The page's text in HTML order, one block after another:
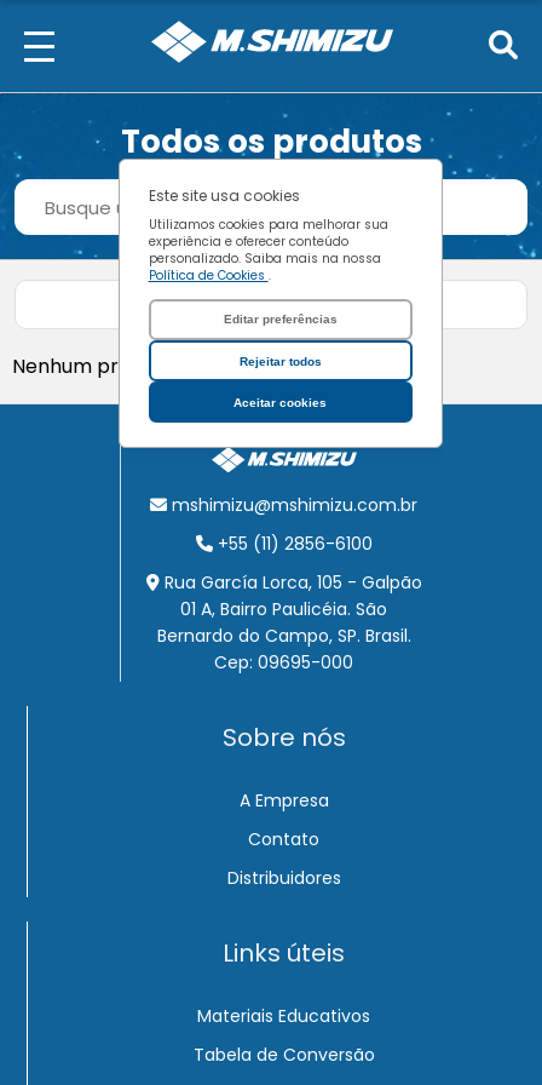
Este site usa cookies
Utilizamos cookies para melhorar sua
experiência e oferecer conteúdo
personalizado. Saiba mais na nossa
Política de Cookies .
Editar preferências
Rejeitar todos
Aceitar cookies
Todos os produtos
Procurar
Filtrar produtos
Nenhum produto encontrado.
mshimizu@mshimizu.com.br
+55 (11) 2856-6100
Rua García Lorca, 105 - Galpão
01 A, Bairro Paulicéia. São
Bernardo do Campo, SP. Brasil.
Cep: 09695-000
Sobre nós
A Empresa
Contato
Distribuidores
Links úteis
Materiais Educativos
Tabela de Conversão